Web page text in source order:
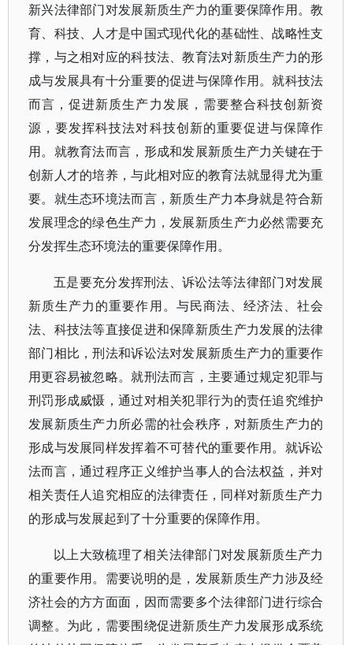
新兴法律部门对发展新质生产力的重要保障作用。教
育、科技、人才是中国式现代化的基础性、战略性支
撑，与之相对应的科技法、教育法对新质生产力的形
成与发展具有十分重要的促进与保障作用。就科技法
而言，促进新质生产力发展，需要整合科技创新资
源，要发挥科技法对科技创新的重要促进与保障作
用。就教育法而言，形成和发展新质生产力关键在于
创新人才的培养，与此相对应的教育法就显得尤为重
要。就生态环境法而言，新质生产力本身就是符合新
发展理念的绿色生产力，发展新质生产力必然需要充
分发挥生态环境法的重要保障作用。
五是要充分发挥刑法、诉讼法等法律部门对发展
新质生产力的重要作用。与民商法、经济法、社会
法、科技法等直接促进和保障新质生产力发展的法律
部门相比，刑法和诉讼法对发展新质生产力的重要作
用更容易被忽略。就刑法而言，主要通过规定犯罪与
刑罚形成威慑，通过对相关犯罪行为的责任追究维护
发展新质生产力所必需的社会秩序，对新质生产力的
形成与发展同样发挥着不可替代的重要作用。就诉讼
法而言，通过程序正义维护当事人的合法权益，并对
相关责任人追究相应的法律责任，同样对新质生产力
的形成与发展起到了十分重要的保障作用。
以上大致梳理了相关法律部门对发展新质生产力
的重要作用。需要说明的是，发展新质生产力涉及经
济社会的方方面面，因而需要多个法律部门进行综合
调整。为此，需要围绕促进新质生产力发展形成系统